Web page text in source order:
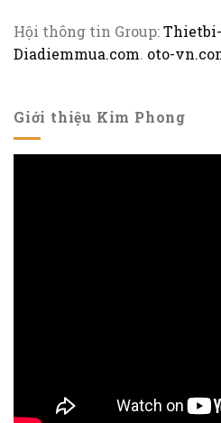
Hội thông tin Group:
Diadiemmua.com. oto-
Giới thiệu Kim Phong